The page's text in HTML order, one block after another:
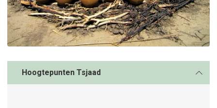
Hoogtepunten Tsjaad